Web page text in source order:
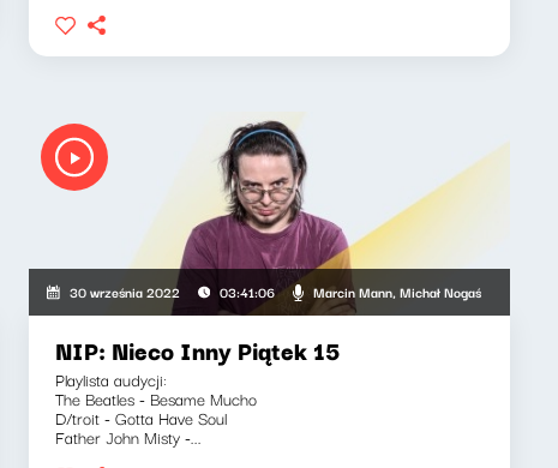
Mann30 września 2022 03:41:06 Marcin Mann, Michał Nogaś
NIP: Nieco Inny Piątek 15
Playlista audycji:
The Beatles - Besame Mucho
D/troit - Gotta Have Soul
Father John Misty -...